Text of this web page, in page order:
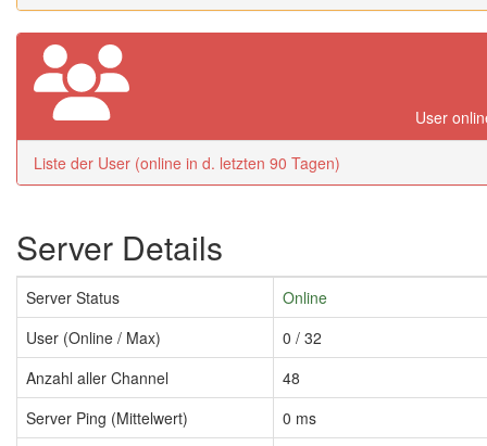
User
Liste der User (online in d. letzten 90 Tagen)
Server Details
Server Status
Online
User (Online / Max)
0 / 32
Anzahl aller Channel
48
Server Ping (Mittelwert)
0 ms